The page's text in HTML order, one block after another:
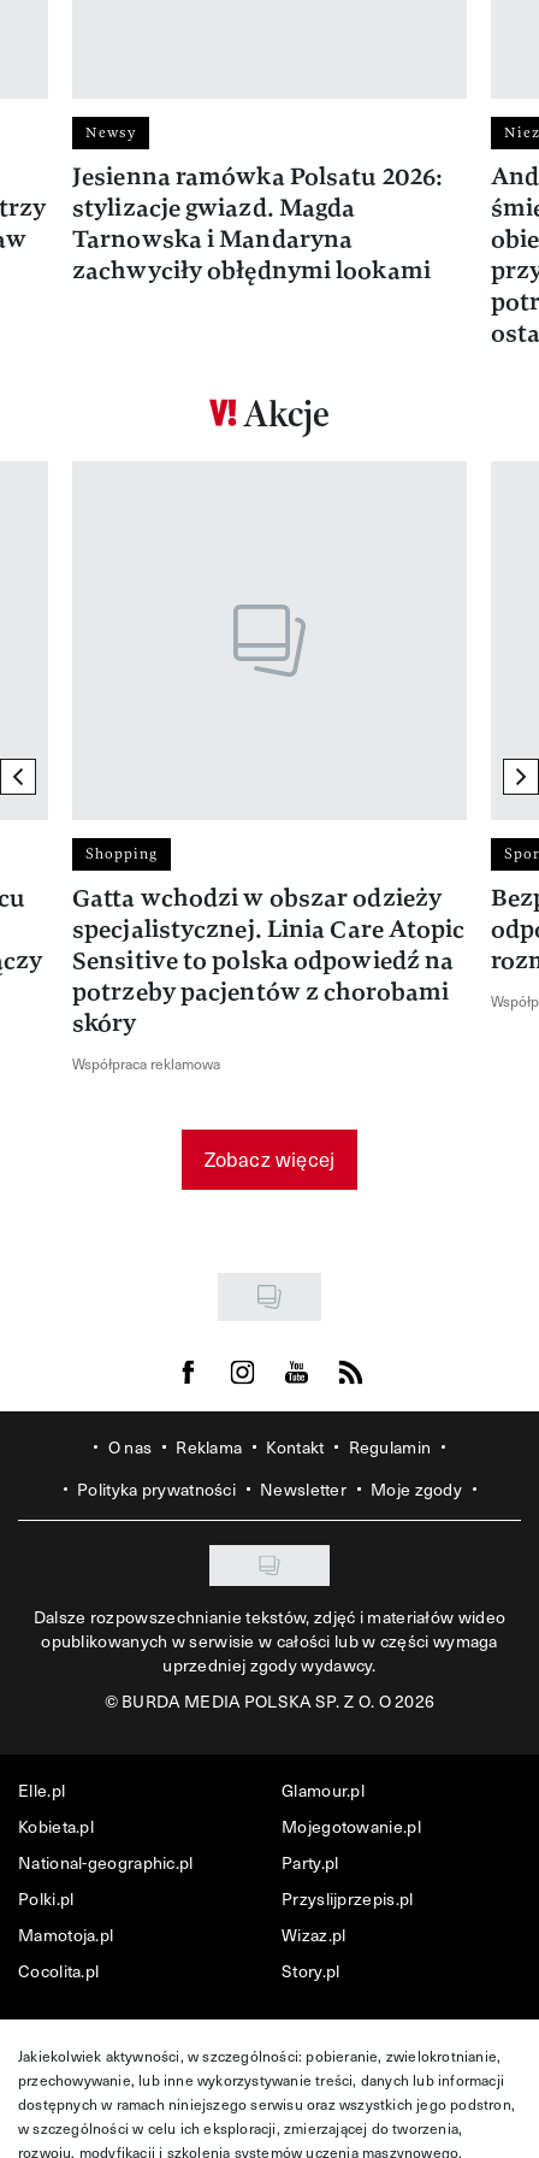
Newsy
Jesienna ramówka Polsatu 2026:
stylizacje gwiazd. Magda
Tarnowska i Mandaryna
zachwyciły obłędnymi lookami
Akcje
previous element
Shopping
Gatta wchodzi w obszar odzieży
specjalistycznej. Linia Care Atopic
Sensitive to polska odpowiedź na
potrzeby pacjentów z chorobami
skóry
Współpraca reklamowa
Zobacz więcej
Visit us on Facebook
Visit us on Instagram
Visit us on Youtube
Visit us on Rss
O nas Reklama Kontakt
Regulamin
Polityka prywatności
Newsletter Moje zgody
Dalsze rozpowszechnianie tekstów, zdjęć i materiałów wideo
opublikowanych w serwisie w całości lub w części wymaga
uprzedniej zgody wydawcy.
©BURDA MEDIA POLSKA SP. Z O. O 2026
Elle.pl
Glamour.pl
Kobieta.pl
Mojegotowanie.pl
National-geographic.pl
Party.pl
Polki.pl
Przyslijprzepis.pl
Mamotoja.pl
Wizaz.pl
Cocolita.pl
Story.pl
Jakiekolwiek aktywności, w szczególności: pobieranie, zwielokrotnianie,
przechowywanie, lub inne wykorzystywanie treści, danych lub informacji
dostępnych w ramach niniejszego serwisu oraz wszystkich jego podstron,
w szczególności w celu ich eksploracji, zmierzającej do tworzenia,
rozwoju, modyfikacji i szkolenia systemów uczenia maszynowego,